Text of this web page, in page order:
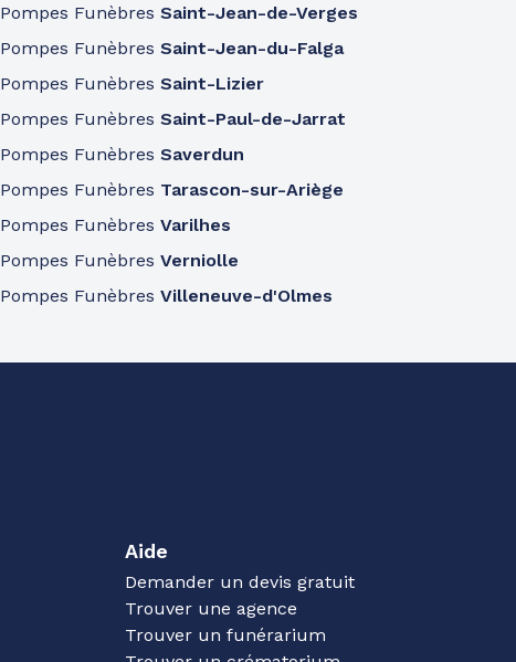
Pompes FunèbresSaint-Jean-de-Verges
Pompes FunèbresSaint-Jean-du-Falga
Pompes FunèbresSaint-Lizier
Pompes FunèbresSaint-Paul-de-Jarrat
Pompes FunèbresSaverdun
Pompes Funèbres Tarascon-sur-Ariège
Pompes FunèbresVarilhes
Pompes FunèbresVerniolle
Pompes FunèbresVilleneuve-d'Olmes
Aide
Demander un devis gratuit
Trouver une agence
Trouver un funérarium